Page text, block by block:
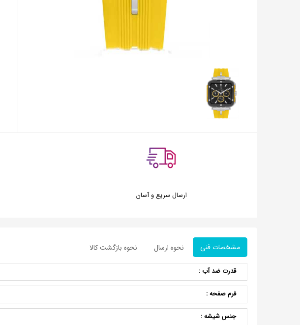
ارسال سریع و آسان
مشخصات فنی نحوه ارسال نحوه بازگشت کالا
قدرت ضد آب :
فرم صفحه :
جنس شیشه :